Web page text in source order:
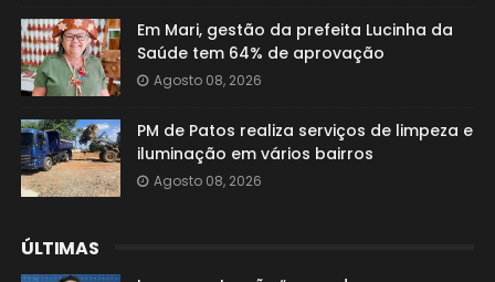
Em Mari, gestão da prefeita Lucinha da
Saúde tem 64% de aprovação
Agosto 08, 2026
PM de Patos realiza serviços de limpeza e
iluminação em vários bairros
Agosto 08, 2026
ÚLTIMAS